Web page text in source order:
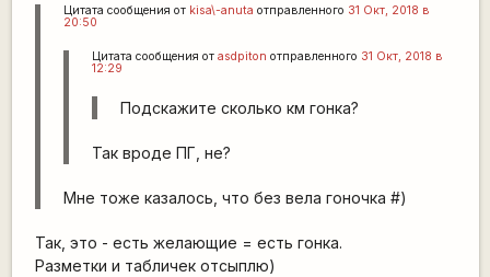
Цитата сообщения от kisa\-anuta отправленного 31 Окт, 2018 в
20:50
Цитата сообщения от asdpiton отправленного 31 Окт, 2018 в
12:29
Подскажите сколько км гонка?
Так вроде ПГ, не?
Мне тоже казалось, что без вела гоночка #)
Так, это - есть желающие = есть гонка.
Разметки и табличек отсыплю)